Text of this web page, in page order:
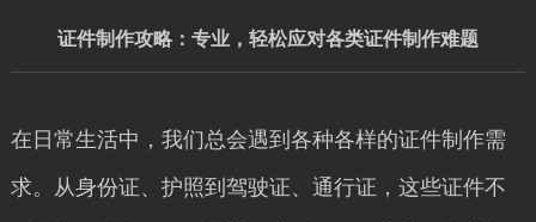
证件制作攻略：专业，轻松应对各类证件制作难题
在日常生活中，我们总会遇到各种各样的证件制作需
求。从身份证、护照到驾驶证、通行证，这些证件不